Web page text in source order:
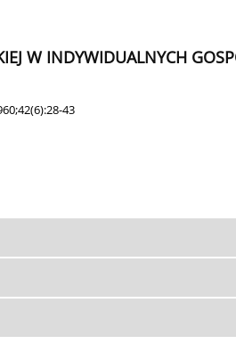
W INDYWIDUALNYCH
43